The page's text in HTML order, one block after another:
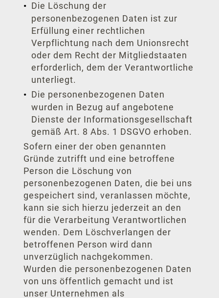
Die Löschung der
personenbezogenen Daten ist zur
Erfüllung einer rechtlichen
Verpflichtung nach dem Unionsrecht
oder dem Recht der Mitgliedstaaten
erforderlich, dem der Verantwortliche
unterliegt.
Die personenbezogenen Daten
wurden in Bezug auf angebotene
Dienste der Informationsgesellschaft
gemäß Art. 8 Abs. 1 DSGVO erhoben.
Sofern einer der oben genannten
Gründe zutrifft und eine betroffene
Person die Löschung von
personenbezogenen Daten, die bei uns
gespeichert sind, veranlassen möchte,
kann sie sich hierzu jederzeit an den
für die Verarbeitung Verantwortlichen
wenden. Dem Löschverlangen der
betroffenen Person wird dann
unverzüglich nachgekommen.
Wurden die personenbezogenen Daten
von uns öffentlich gemacht und ist
unser Unternehmen als